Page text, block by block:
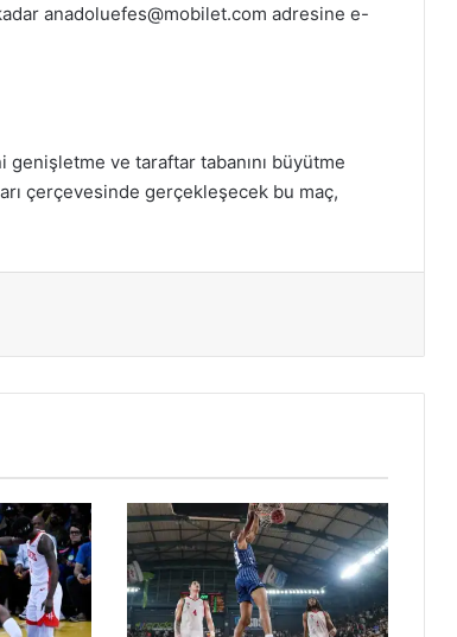
anadoluefes@mobilet.com adresine e-
ve taraftar tabanını büyütme
çerçevesinde gerçekleşecek bu maç,